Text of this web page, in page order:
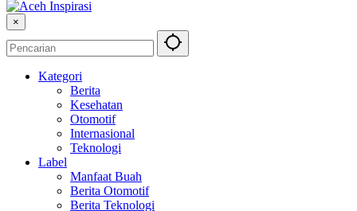
×
Kategori
Berita
Kesehatan
Otomotif
Internasional
Teknologi
Label
Manfaat Buah
Berita Otomotif
Berita Teknologi